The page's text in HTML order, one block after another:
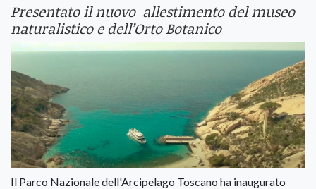
Presentato il nuovo allestimento del museo
naturalistico e dell’Orto Botanico
Il Parco Nazionale dell'Arcipelago Toscano ha inaugurato